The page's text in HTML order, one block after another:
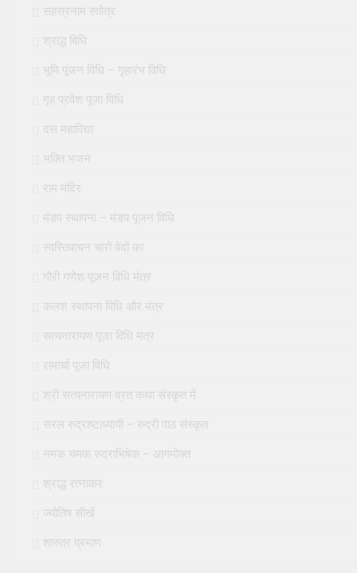
सहस्रनाम स्तोत्र
श्राद्ध विधि
भूमि पूजन विधि – गृहारंभ विधि
गृह प्रवेश पूजा विधि
दस महाविद्या
भक्ति भजन
राम मंदिर
मंडप स्थापना – मंडप पूजन विधि
स्वस्तिवाचन चारों वेदों का
गौरी गणेश पूजन विधि मंत्र
कलश स्थापना विधि और मंत्र
सत्यनारायण पूजा विधि मंत्र
रामार्चा पूजा विधि
श्री सत्यनारायण व्रत कथा संस्कृत में
सरल रुद्राष्टाध्यायी – रुद्री पाठ संस्कृत
नमक चमक रुद्राभिषेक – आगमोक्त
श्राद्ध रत्नाकर
ज्योतिष सीखें
शास्त्र प्रमाण